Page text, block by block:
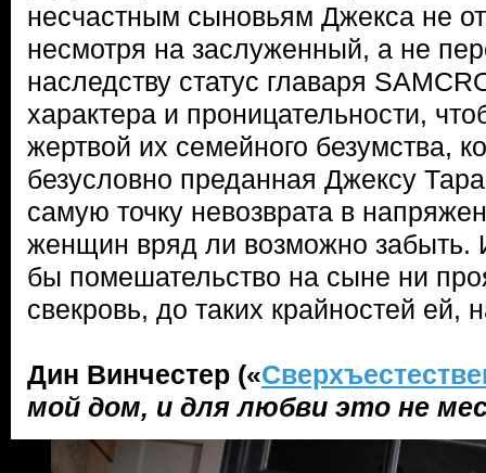
несчастным сыновьям Джекса не
несмотря на заслуженный, а не
наследству статус главаря
характера и проницательности,
жертвой их семейного безумства,
безусловно преданная Джексу
самую точку невозврата в
женщин вряд ли возможно забыть.
бы помешательство на сыне ни
свекровь, до таких крайностей ей,
Дин Винчестер («
мой дом, и для любви это не